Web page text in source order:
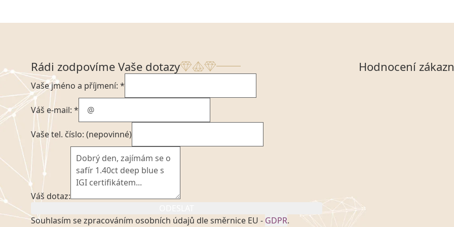
Rádi zodpovíme Vaše dotazy
Vaše jméno a příjmení: *
Váš e-mail: *
Vaše tel. číslo: (nepovinné)
Váš dotaz:
Souhlasím se zpracováním osobních údajů dle směrnice EU - GDPR.
Hodnocení